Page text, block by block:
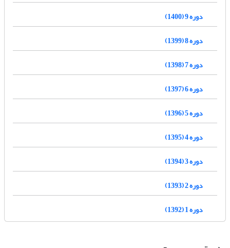
دوره 9 (1400)
دوره 8 (1399)
دوره 7 (1398)
دوره 6 (1397)
دوره 5 (1396)
دوره 4 (1395)
دوره 3 (1394)
دوره 2 (1393)
دوره 1 (1392)